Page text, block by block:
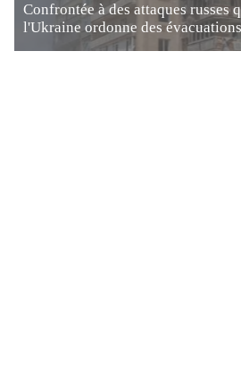
Confrontée à des attaques russes
l'Ukraine ordonne des